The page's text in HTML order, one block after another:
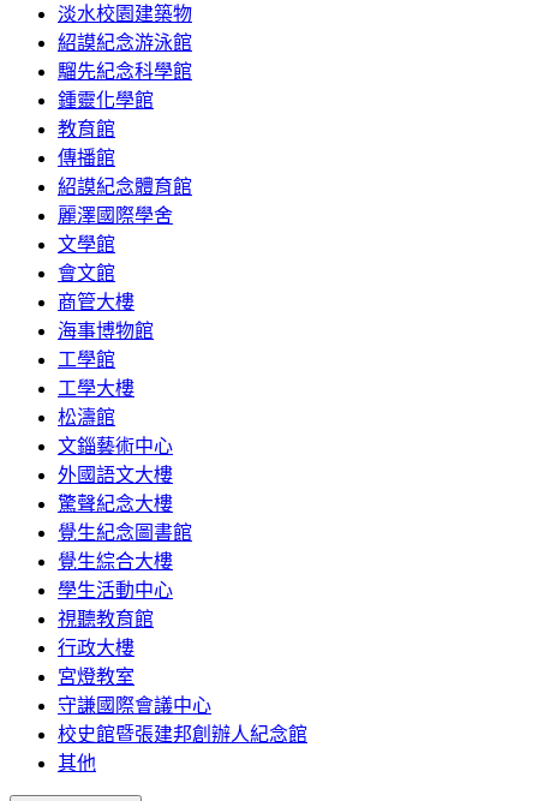
淡水校園建築物
紹謨紀念游泳館
騮先紀念科學館
鍾靈化學館
教育館
傳播館
紹謨紀念體育館
麗澤國際學舍
文學館
會文館
商管大樓
海事博物館
工學館
工學大樓
松濤館
文錙藝術中心
外國語文大樓
驚聲紀念大樓
覺生紀念圖書館
覺生綜合大樓
學生活動中心
視聽教育館
行政大樓
宮燈教室
守謙國際會議中心
校史館暨張建邦創辦人紀念館
其他